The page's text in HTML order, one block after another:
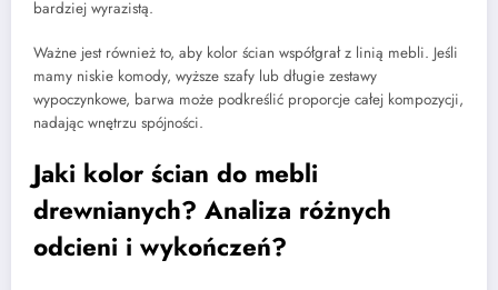
bardziej wyrazistą.
Ważne jest również to, aby kolor ścian współgrał z linią mebli. Jeśli
mamy niskie komody, wyższe szafy lub długie zestawy
wypoczynkowe, barwa może podkreślić proporcje całej kompozycji,
nadając wnętrzu spójności.
Jaki kolor ścian do mebli
drewnianych? Analiza różnych
odcieni i wykończeń?